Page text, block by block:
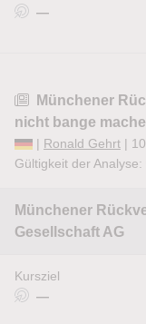
—
Münchener
nicht bange
| Ronald Gehrt |
Gültigkeit der Analyse:
Münchener
Gesellschaft AG
Kursziel
—